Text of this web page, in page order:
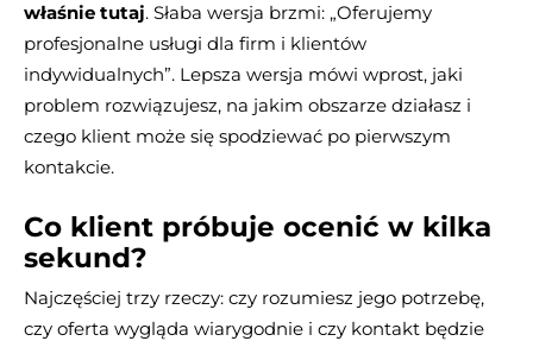
właśnie tutaj. Słaba wersja brzmi: „Oferujemy
profesjonalne usługi dla firm i klientów
indywidualnych”. Lepsza wersja mówi wprost, jaki
problem rozwiązujesz, na jakim obszarze działasz i
czego klient może się spodziewać po pierwszym
kontakcie.
Co klient próbuje ocenić w kilka
sekund?
Najczęściej trzy rzeczy: czy rozumiesz jego potrzebę,
czy oferta wygląda wiarygodnie i czy kontakt będzie